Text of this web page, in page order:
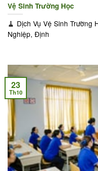
Vệ Sinh Trường Học
🧹 Dịch Vụ Vệ Sinh Trường
Nghiệp, Định
23
Th10